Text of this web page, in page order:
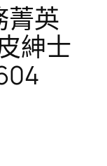
菁英
紳士